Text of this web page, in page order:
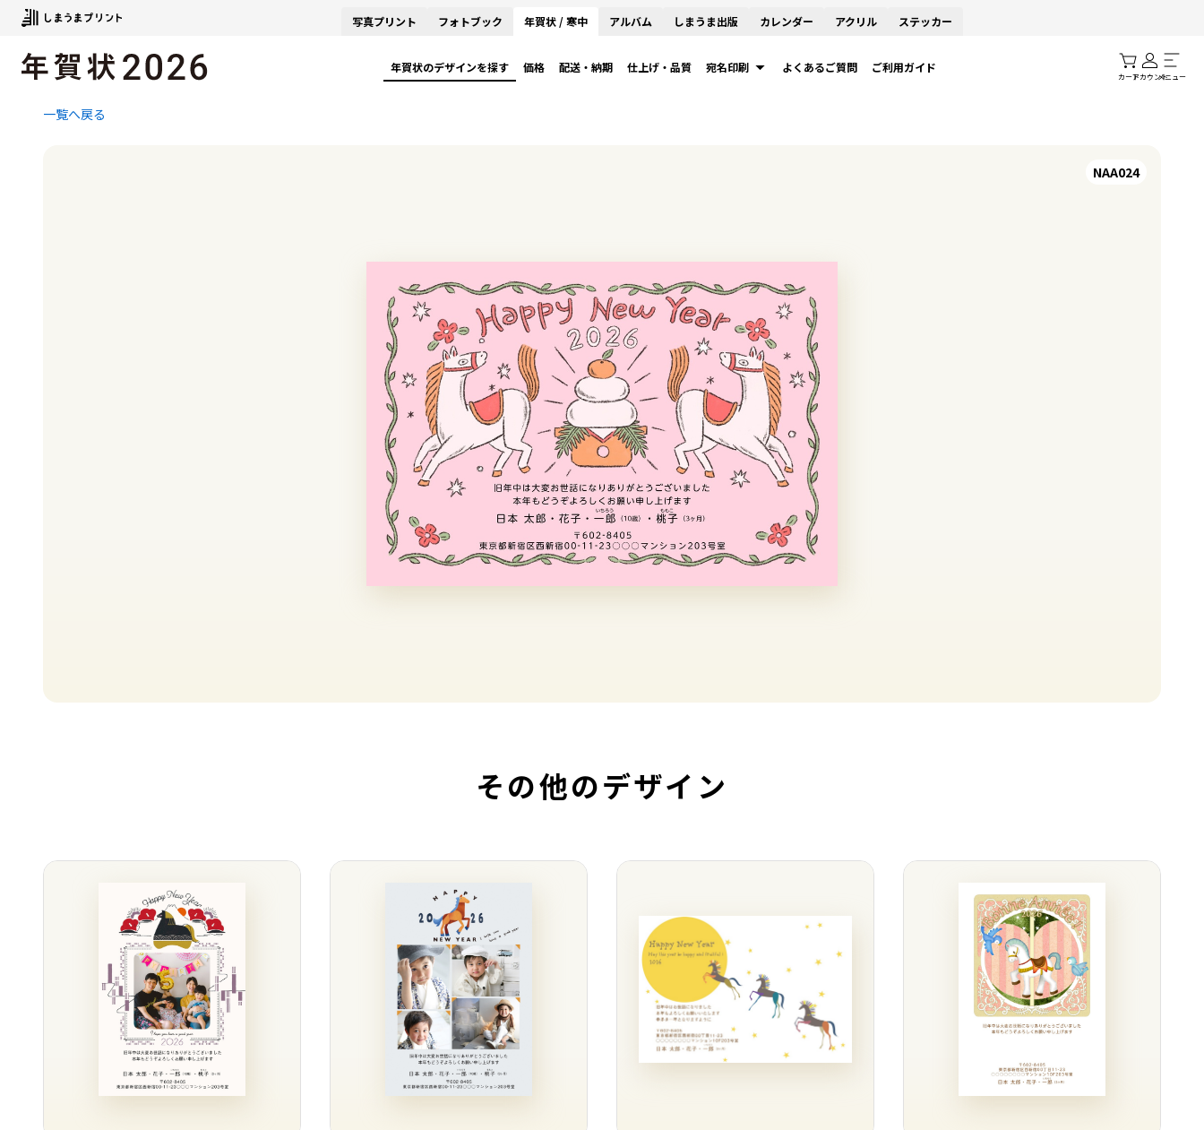
写真プリント フォトブック 年賀状 / 寒中 アルバム しまうま出版 カレンダー アクリル ステッカー
年賀状のデザインを探す 価格 配送・納期 仕上げ・品質 宛名印刷 よくあるご質問 ご利用ガイド
カートアカウントメニュー
一覧へ戻る
NAA024
その他のデザイン